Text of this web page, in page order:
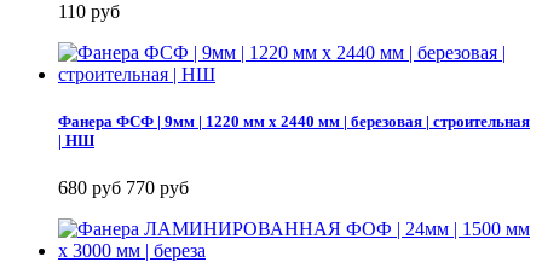
110 руб
Фанера ФСФ | 9мм | 1220 мм х 2440 мм | березовая | строительная
| НШ
680 руб 770 руб